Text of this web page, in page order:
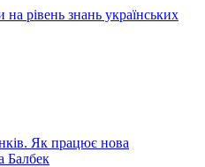
рівень знань українських
Як працює нова
Балбек